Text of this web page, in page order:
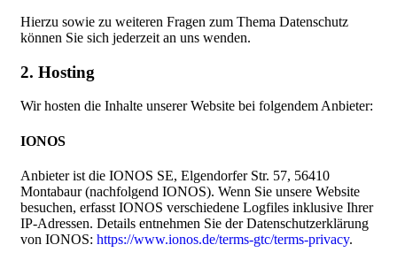
Hierzu sowie zu weiteren Fragen zum Thema Datenschutz
können Sie sich jederzeit an uns wenden.
2. Hosting
Wir hosten die Inhalte unserer Website bei folgendem Anbieter:
IONOS
Anbieter ist die IONOS SE, Elgendorfer Str. 57, 56410
Montabaur (nachfolgend IONOS). Wenn Sie unsere Website
besuchen, erfasst IONOS verschiedene Logfiles inklusive Ihrer
IP-Adressen. Details entnehmen Sie der Datenschutzerklärung
von IONOS: https://www.ionos.de/terms-gtc/terms-privacy.